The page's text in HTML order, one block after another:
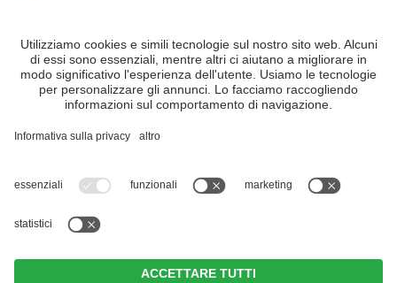
VIVOSüdtirol è il portale di viaggio per chi desidera vivere il
Trentino Alto Adige davvero – con consigli autentici, alloggi e
offerte su misura.
Nonostante il lavoro accurato e il costante aggiornamento dei
motivi di sicurezza, si prega di verificare chiedendo
| Part. IVA IT02365710215